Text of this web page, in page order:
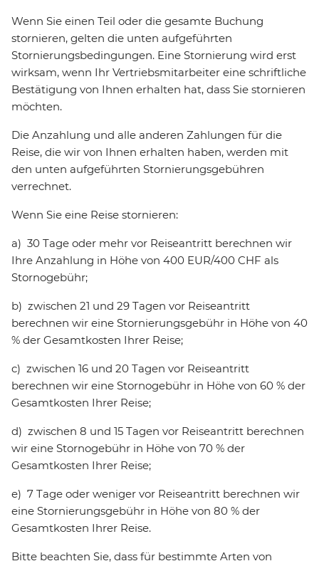
Wenn Sie einen Teil oder die gesamte Buchung
stornieren, gelten die unten aufgeführten
Stornierungsbedingungen. Eine Stornierung wird erst
wirksam, wenn Ihr Vertriebsmitarbeiter eine schriftliche
Bestätigung von Ihnen erhalten hat, dass Sie stornieren
möchten.
Die Anzahlung und alle anderen Zahlungen für die
Reise, die wir von Ihnen erhalten haben, werden mit
den unten aufgeführten Stornierungsgebühren
verrechnet.
Wenn Sie eine Reise stornieren:
a) 30 Tage oder mehr vor Reiseantritt berechnen wir
Ihre Anzahlung in Höhe von 400 EUR/400 CHF als
Stornogebühr;
b) zwischen 21 und 29 Tagen vor Reiseantritt
berechnen wir eine Stornierungsgebühr in Höhe von 40
% der Gesamtkosten Ihrer Reise;
c) zwischen 16 und 20 Tagen vor Reiseantritt
berechnen wir eine Stornogebühr in Höhe von 60 % der
Gesamtkosten Ihrer Reise;
d) zwischen 8 und 15 Tagen vor Reiseantritt berechnen
wir eine Stornogebühr in Höhe von 70 % der
Gesamtkosten Ihrer Reise;
e) 7 Tage oder weniger vor Reiseantritt berechnen wir
eine Stornierungsgebühr in Höhe von 80 % der
Gesamtkosten Ihrer Reise.
Bitte beachten Sie, dass für bestimmte Arten von